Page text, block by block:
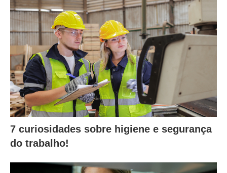
7 curiosidades sobre higiene e segurança
do trabalho!